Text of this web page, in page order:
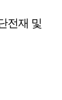
전재 및